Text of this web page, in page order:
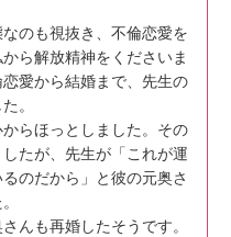
のも視抜き、不倫恋愛を
ら解放精神をくださいま
愛から結婚まで、先生の
。
らほっとしました。その
たが、先生が「これが運
のだから」と彼の元奥さ
んも再婚したそうです。